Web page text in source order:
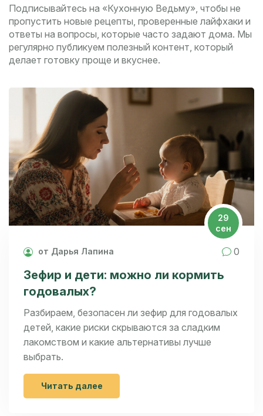
Подписывайтесь на «Кухонную Ведьму», чтобы не
пропустить новые рецепты, проверенные лайфхаки и
ответы на вопросы, которые часто задают дома. Мы
регулярно публикуем полезный контент, который
делает готовку проще и вкуснее.
29
сен
от Дарья Лапина 0
Зефир и дети: можно ли кормить
годовалых?
Разбираем, безопасен ли зефир для годовалых
детей, какие риски скрываются за сладким
лакомством и какие альтернативы лучше
выбрать.
Читать далее